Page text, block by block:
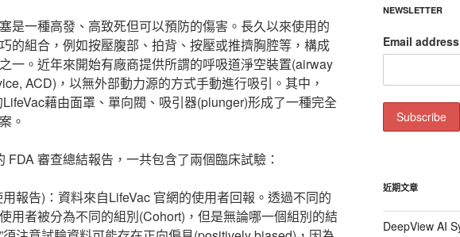
是一種高發、高致死但可以預防的傷害。長久以來使用的
的組合，例如按壓腹部、拍背、按壓或推擠胸腔等，構成
一。近年來開始有廠商提供所謂的呼吸道淨空裝置(airway
ACD)，以無外部動力源的方式手動進行吸引。其中，
藉由面罩、單向閥、吸引器(plunger)形成了一種完全
。
FDA 審查總結報告，一共包含了兩個臨床試驗：
報告)：資料來自LifeVac 官網的使用者回報。透過不同的
用者被分為不同的組別(Cohort)，但是無論哪一個組別的結
字:
NEWSLETTER
Email address
近期文章
DeepView AI